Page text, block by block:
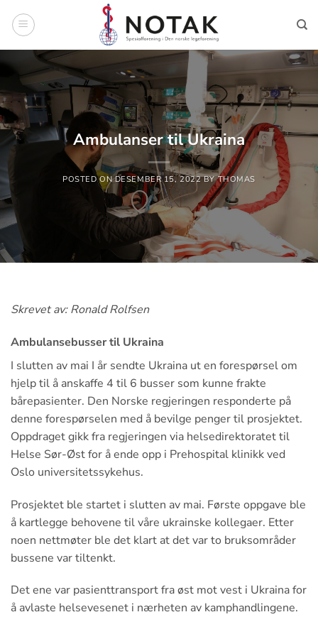
Ambulanser til Ukraina
POSTED ONDESEMBER 15, 2022 BYTHOMAS
Skrevet av: Ronald Rolfsen
Ambulansebusser til Ukraina
I slutten av mai I år sendte Ukraina ut en forespørsel om
hjelp til å anskaffe 4 til 6 busser som kunne frakte
bårepasienter. Den Norske regjeringen responderte på
denne forespørselen med å bevilge penger til prosjektet.
Oppdraget gikk fra regjeringen via helsedirektoratet til
Helse Sør-Øst for å ende opp i Prehospital klinikk ved
Oslo universitetssykehus.
Prosjektet ble startet i slutten av mai. Første oppgave ble
å kartlegge behovene til våre ukrainske kollegaer. Etter
noen nettmøter ble det klart at det var to bruksområder
bussene var tiltenkt.
Det ene var pasienttransport fra øst mot vest i Ukraina for
å avlaste helsevesenet i nærheten av kamphandlingene.